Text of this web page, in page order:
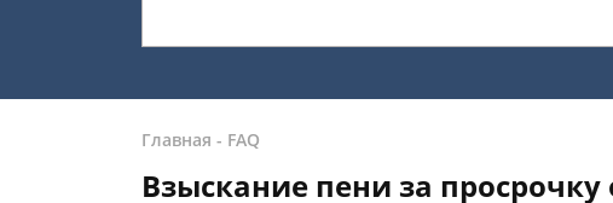
Главная - FAQ
Взыскание пени за просрочку